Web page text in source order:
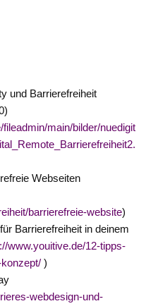
und Barrierefreiheit
main/bilder/nuedigit
Webseiten
barrierefreie-website)
Barrierefreiheit in deinem
www.youitive.de/12-tipps-
)
webdesign-und-